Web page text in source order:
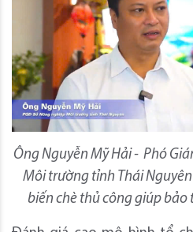
Ông Nguyễn Mỹ Hải - Phó
Môi trường tỉnh Thái
biến chè thủ công giúp